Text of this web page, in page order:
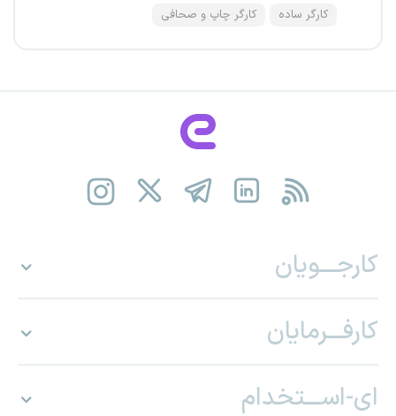
کارگر ساده کارگر چاپ و صحافی
کارجـــویان
کارفـــرمایان
ای-اســـتخدام